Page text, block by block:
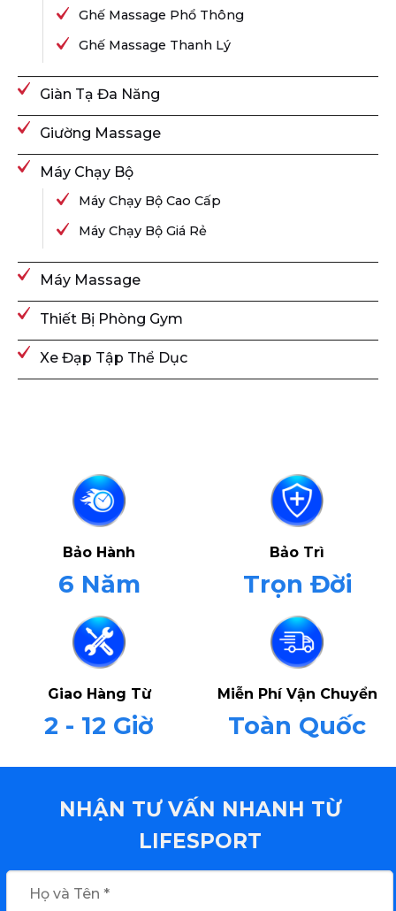
Ghế Massage Phổ Thông
Ghế Massage Thanh Lý
Giàn Tạ Đa Năng
Giường Massage
Máy Chạy Bộ
Máy Chạy Bộ Cao Cấp
Máy Chạy Bộ Giá Rẻ
Máy Massage
Thiết Bị Phòng Gym
Xe Đạp Tập Thể Dục
Bảo Hành
6 Năm
Bảo Trì
Trọn Đời
Giao Hàng Từ
2 - 12 Giờ
Miễn Phí Vận Chuyển
Toàn Quốc
NHẬN TƯ VẤN NHANH TỪ
LIFESPORT